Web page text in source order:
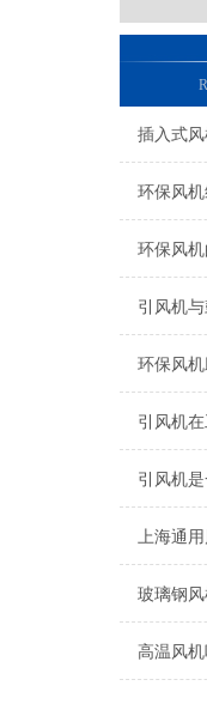
上海​通
玻璃钢
高温风